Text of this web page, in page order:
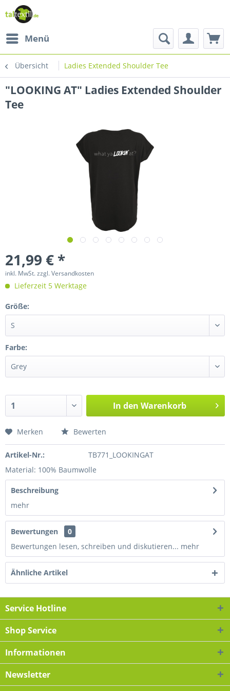
Menü
Übersicht Ladies Extended Shoulder Tee
"LOOKING AT" Ladies Extended Shoulder
Tee
21,99 € *
inkl. MwSt.zzgl. Versandkosten
Lieferzeit 5 Werktage
Größe:
Farbe:
In den Warenkorb
Merken Bewerten
Artikel-Nr.:
TB771_LOOKINGAT
Material: 100% Baumwolle
Beschreibung
mehr
Bewertungen
0
Bewertungen lesen, schreiben und diskutieren... mehr
Ähnliche Artikel
Service Hotline
Shop Service
Informationen
Newsletter